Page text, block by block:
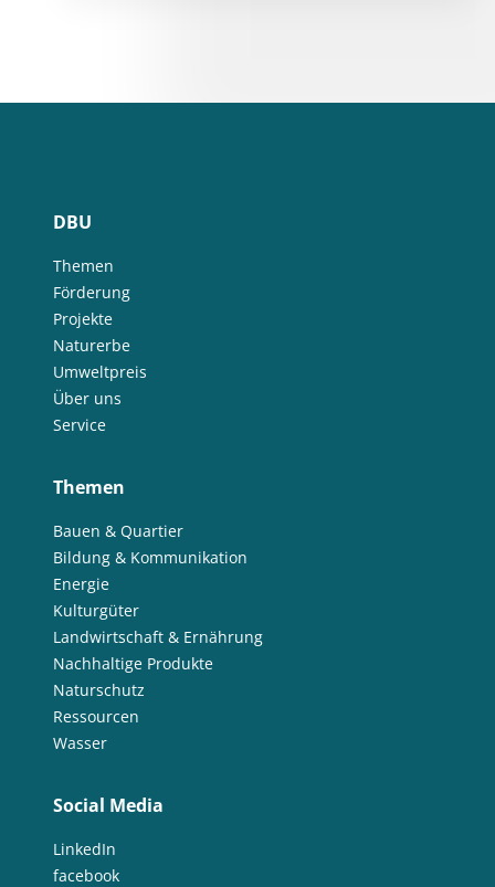
DBU
Themen
Förderung
Projekte
Naturerbe
Umweltpreis
Über uns
Service
Themen
Bauen & Quartier
Bildung & Kommunikation
Energie
Kulturgüter
Landwirtschaft & Ernährung
Nachhaltige Produkte
Naturschutz
Ressourcen
Wasser
Social Media
LinkedIn
facebook